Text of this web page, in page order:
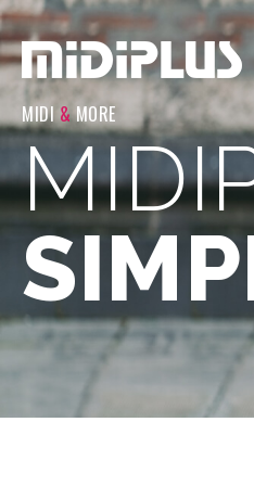
MIDI &MORE